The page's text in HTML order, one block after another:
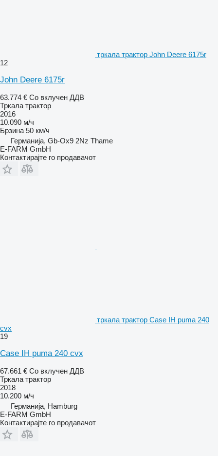
тркала трактор John Deere 6175r
12
John Deere 6175r
63.774 € Со вклучен ДДВ
Тркала трактор
2016
10.090 м/ч
Брзина 50 км/ч
Германија, Gb-Ox9 2Nz Thame
E-FARM GmbH
Контактирајте го продавачот
тркала трактор Case IH puma 240
cvx
19
Case IH puma 240 cvx
67.661 € Со вклучен ДДВ
Тркала трактор
2018
10.200 м/ч
Германија, Hamburg
E-FARM GmbH
Контактирајте го продавачот